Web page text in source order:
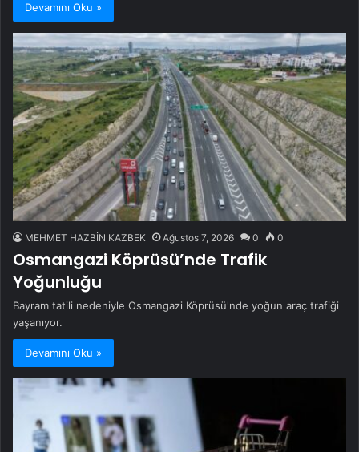
Devamını Oku »
MEHMET HAZBİN KAZBEK Ağustos 7, 2026 0 0
Osmangazi Köprüsü’nde Trafik
Yoğunluğu
Bayram tatili nedeniyle Osmangazi Köprüsü'nde yoğun araç trafiği
yaşanıyor.
Devamını Oku »